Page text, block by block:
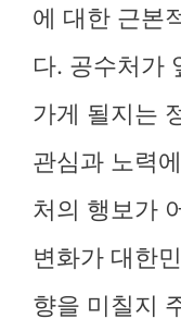
에 대한 근본
다. 공수처가
가게 될지는
관심과 노력
처의 행보가
변화가 대한
향을 미칠지